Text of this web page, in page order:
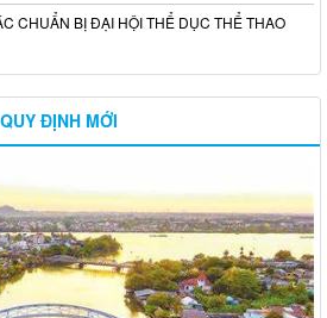
CHUẨN BỊ ĐẠI HỘI THỂ DỤC THỂ THAO
ĐỊNH MỚI